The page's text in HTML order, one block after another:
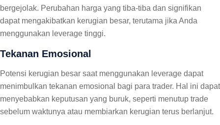
bergejolak. Perubahan harga yang tiba-tiba dan signifikan
dapat mengakibatkan kerugian besar, terutama jika Anda
menggunakan leverage tinggi.
Tekanan Emosional
Potensi kerugian besar saat menggunakan leverage dapat
menimbulkan tekanan emosional bagi para trader. Hal ini dapat
menyebabkan keputusan yang buruk, seperti menutup trade
sebelum waktunya atau membiarkan kerugian terus berlanjut.